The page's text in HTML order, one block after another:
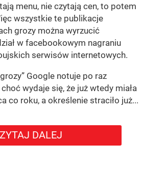
menu, nie czytają cen, to potem
wszystkie te publikacje
grozy można wyrzucić
w facebookowym nagraniu
serwisów internetowych.
Google notuje po raz
wydaje się, że już wtedy miała
co roku, a określenie straciło już...
DALEJ